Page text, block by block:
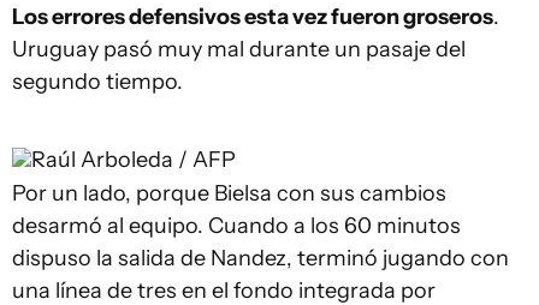
Los errores defensivos esta vez fueron groseros.
Uruguay pasó muy mal durante un pasaje del
segundo tiempo.
Raúl Arboleda / AFP
Por un lado, porque Bielsa con sus cambios
desarmó al equipo. Cuando a los 60 minutos
dispuso la salida de Nandez, terminó jugando con
una línea de tres en el fondo integrada por